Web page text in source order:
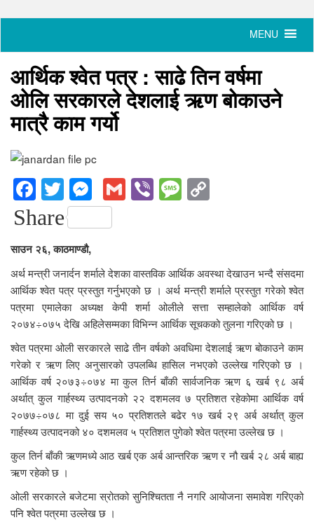
आर्थिक श्वेत पत्र : साढे तिन वर्षमा
ओलि सरकारले देशलाई ऋण बोकाउने
मात्रै काम गर्यो
Facebook
TwitterMessenger
GmailViberMessage
Share
साउन २६, काठमाण्डौ,
अर्थ मन्त्री जनार्दन शर्माले देशका वास्तविक आर्थिक अवस्था देखाउन भन्दै संसदमा
आर्थिक श्वेत पत्र प्रस्तुत गर्नुभएको छ । अर्थ मन्त्री शर्माले प्रस्तुत गरेको श्वेत
पत्रमा एमालेका अध्यक्ष केपी शर्मा ओलीले सत्ता सम्हालेको आर्थिक वर्ष
२०७४÷०७५ देखि अहिलेसम्मका विभिन्न आर्थिक सूचकको तुलना गरिएको छ ।
श्वेत पत्रमा ओली सरकारले साढे तीन वर्षको अवधिमा देशलाई ऋण बोकाउने काम
गरेको र ऋण लिए अनुसारको उपलब्धि हासिल नभएको उल्लेख गरिएको छ ।
आर्थिक वर्ष २०७३÷०७४ मा कुल तिर्न बाँकी सार्वजनिक ऋण ६ खर्ब ९८ अर्ब
अर्थात् कुल गार्हस्थ्य उत्पादनको २२ दशमलव ७ प्रतिशत रहेकोमा आर्थिक वर्ष
२०७७÷०७८ मा दुई सय ५० प्रतिशतले बढेर १७ खर्ब २९ अर्ब अर्थात् कुल
गार्हस्थ्य उत्पादनको ४० दशमलव ५ प्रतिशत पुगेको श्वेत पत्रमा उल्लेख छ ।
कुल तिर्न बाँकी ऋणमध्ये आठ खर्ब एक अर्ब आन्तरिक ऋण र नौ खर्ब २८ अर्ब बाह्य
ऋण रहेको छ ।
ओली सरकारले बजेटमा स्रोतको सुनिश्चितता नै नगरि आयोजना समावेश गरिएको
पनि श्वेत पत्रमा उल्लेख छ ।